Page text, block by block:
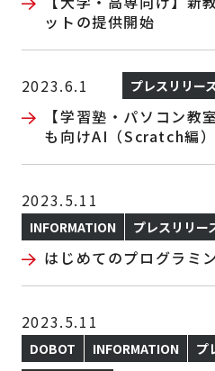
ットの提供開始
2023.6.1 プレスリリー
【学習塾・パソコン教
も向けAI（Scratch編）
2023.5.11
INFORMATION プレスリリー
はじめてのプログラミ
2023.5.11
DOBOT INFORMATION
プ